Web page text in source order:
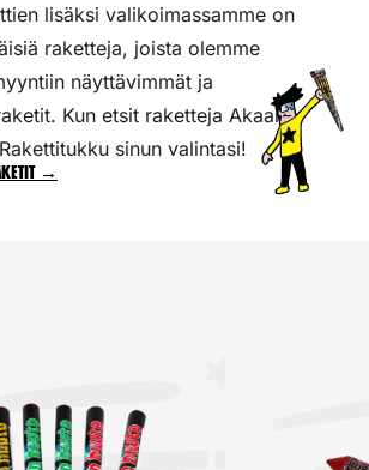
lisäksi valikoimassamme on
raketteja, joista olemme
näyttävimmät ja
Kun etsit raketteja Akaan
sinun valintasi!
→